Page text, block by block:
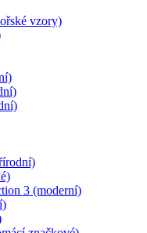
vzory)
3 (moderní)